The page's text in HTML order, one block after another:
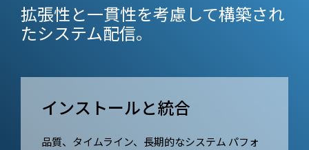
拡張性と一貫性を考慮して構築され
たシステム配信。
インストールと統合
品質、タイムライン、長期的なシステム パフォ